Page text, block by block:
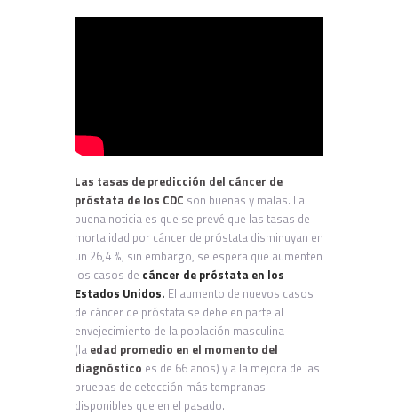
Las tasas de predicción del cáncer de
próstata de los CDC son buenas y malas. La
buena noticia es que se prevé que las tasas de
mortalidad por cáncer de próstata disminuyan en
un 26,4 %; sin embargo, se espera que aumenten
los casos de cáncer de próstata en los
Estados Unidos. El aumento de nuevos casos
de cáncer de próstata se debe en parte al
envejecimiento de la población masculina
(la edad promedio en el momento del
diagnóstico es de 66 años) y a la mejora de las
pruebas de detección más tempranas
disponibles que en el pasado.